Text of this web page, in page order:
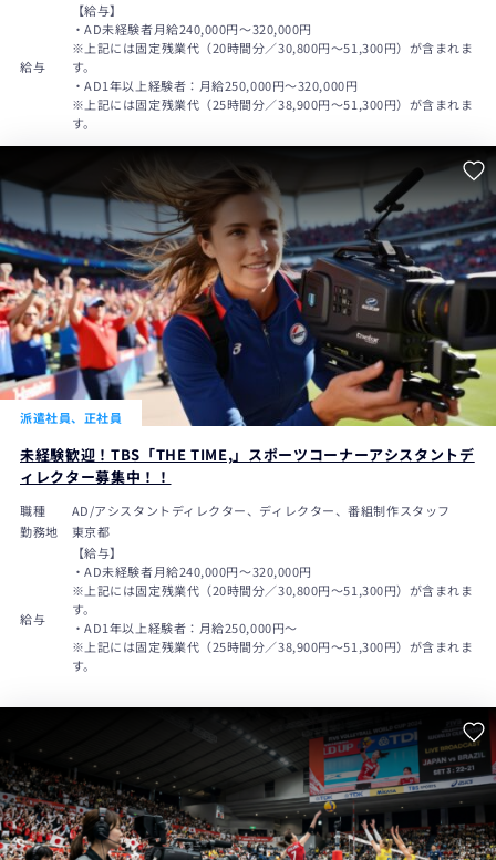
給与
【給与】
・AD未経験者月給240,000円〜320,000円
※上記には固定残業代（20時間分／30,800円～51,300円）が含まれま
す。
・AD1年以上経験者：月給250,000円〜320,000円
※上記には固定残業代（25時間分／38,900円～51,300円）が含まれま
す。
派遣社員、正社員
未経験歓迎！TBS「THE TIME,」スポーツコーナーアシスタントデ
ィレクター募集中！！
職種
AD/アシスタントディレクター、ディレクター、番組制作スタッフ
勤務地
東京都
給与
【給与】
・AD未経験者月給240,000円〜320,000円
※上記には固定残業代（20時間分／30,800円～51,300円）が含まれま
す。
・AD1年以上経験者：月給250,000円～
※上記には固定残業代（25時間分／38,900円～51,300円）が含まれま
す。